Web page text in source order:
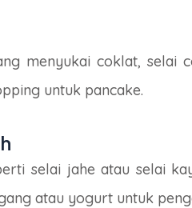
menyukai coklat, selai
untuk pancake.
selai jahe atau selai
atau yogurt untuk